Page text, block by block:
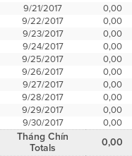
9/21/2017
0,00
9/22/2017
0,00
9/23/2017
0,00
9/24/2017
0,00
9/25/2017
0,00
9/26/2017
0,00
9/27/2017
0,00
9/28/2017
0,00
9/29/2017
0,00
9/30/2017
0,00
Tháng Chín
Totals 0,00